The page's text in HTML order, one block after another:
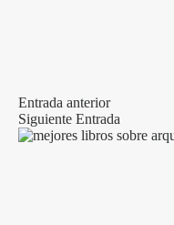
Entrada anterior
Siguiente Entrada